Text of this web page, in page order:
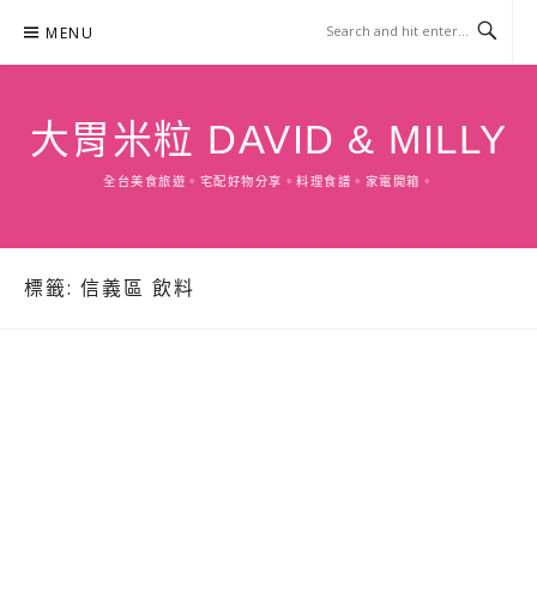
content
MENU
大胃米粒 DAVID & MILLY
全台美食旅遊。宅配好物分享。料理食譜。家電開箱。
標籤: 信義區 飲料